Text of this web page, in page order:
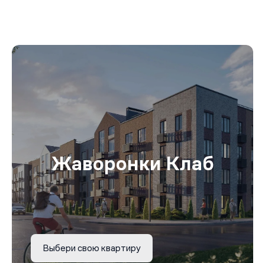
Жаворонки Клаб
Выбери свою квартиру